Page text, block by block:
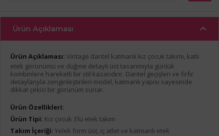
Ürün Açıklaması
Ürün Açıklaması: Vintage dantel katmanlı kız çocuk takımı, katlı
etek görünümü ve düğme detaylı üst tasarımıyla günlük
kombinlere hareketli bir stil kazandırır. Dantel geçişleri ve fırfır
detaylarıyla zenginleştirilen model, katmanlı yapısı sayesinde
dikkat çekici bir görünüm sunar.
Ürün Özellikleri:
Ürün Tipi: Kız çocuk 3’lü etek takım
Takım İçeriği: Yelek form üst, iç atlet ve katmanlı etek